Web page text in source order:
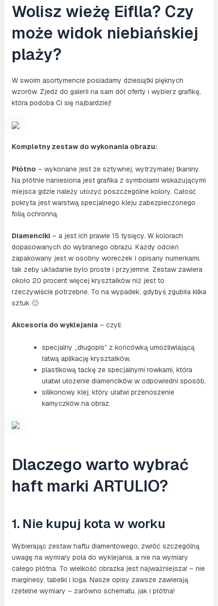
Wolisz wieżę Eiflla? Czy
może widok niebiańskiej
plaży?
W swoim asortymencie posiadamy dziesiątki pięknych
wzorów. Zjedź do galerii na sam dół oferty i wybierz grafikę,
która podoba Ci się najbardziej!
Kompletny zestaw do wykonania obrazu:
Płótno – wykonane jest ze sztywnej, wytrzymałej tkaniny.
Na płótnie naniesiona jest grafika z symbolami wskazującymi
miejsca gdzie należy ułożyć poszczególne kolory. Całość
pokryta jest warstwą specjalnego kleju zabezpieczonego
folią ochronną.
Diamenciki– a jest ich prawie 15 tysięcy. W kolorach
dopasowanych do wybranego obrazu. Każdy odcień
zapakowany jest w osobny woreczek i opisany numerkami,
tak żeby układanie było proste i przyjemne. Zestaw zawiera
około 20 procent więcej kryształków niż jest to
rzeczywiście potrzebne. To na wypadek, gdybyś zgubiła kilka
sztuk 🙂
Akcesoria do wyklejania– czyli:
specjalny „długopis” z końcówką umożliwiającą
łatwą aplikację kryształków,
plastikową tackę ze specjalnymi rowkami, która
ułatwi ułożenie diamencików w odpowiedni sposób,
silikonowy klej, który ułatwi przenoszenie
kamyczków na obraz.
Dlaczego warto wybrać
haft marki ARTULIO?
1. Nie kupuj kota w worku
Wybierając zestaw haftu diamentowego, zwróć szczególną
uwagę na wymiary pola do wyklejania, a nie na wymiary
całego płótna. To wielkość obrazka jest najważniejsza! – nie
marginesy, tabelki i loga. Nasze opisy zawsze zawierają
rzetelne wymiary – zarówno schematu, jak i płótna!